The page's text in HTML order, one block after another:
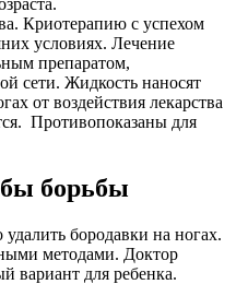
Криотерапию с успехом
условиях. Лечение
препаратом,
сети. Жидкость наносят
от воздействия лекарства
Противопоказаны для
борьбы
бородавки на ногах.
методами. Доктор
вариант для ребенка.